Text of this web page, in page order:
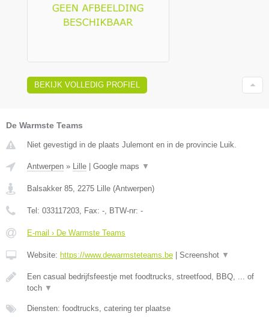
BEKIJK VOLLEDIG PROFIEL
De Warmste Teams
Niet gevestigd in de plaats Julemont en in de provincie Luik.
Antwerpen » Lille Google maps ▼
Balsakker 85, 2275 Lille (Antwerpen)
Tel: 033117203, Fax: -, BTW-nr: -
E-mail › De Warmste Teams
Website: https://www.dewarmsteteams.be Screenshot ▼
Een casual bedrijfsfeestje met foodtrucks, streetfood, BBQ, ... of
toch ▼
Diensten: foodtrucks, catering ter plaatse